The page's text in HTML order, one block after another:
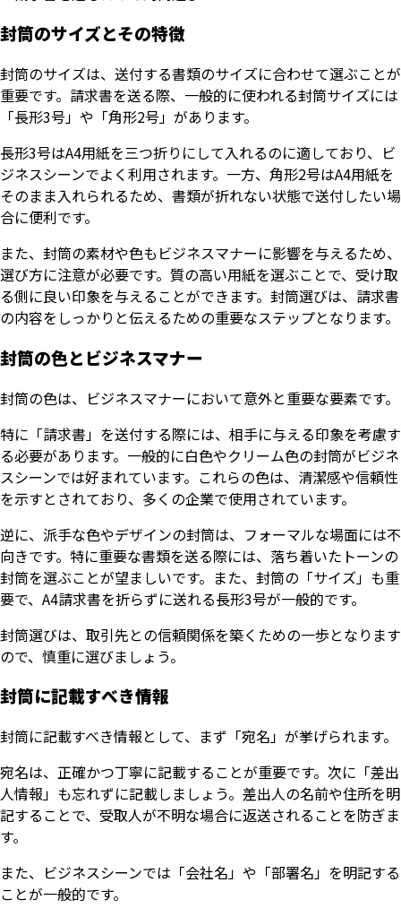
封筒のサイズとその特徴
封筒のサイズは、送付する書類のサイズに合わせて選ぶことが
重要です。請求書を送る際、一般的に使われる封筒サイズには
「長形3号」や「角形2号」があります。
長形3号はA4用紙を三つ折りにして入れるのに適しており、ビ
ジネスシーンでよく利用されます。一方、角形2号はA4用紙を
そのまま入れられるため、書類が折れない状態で送付したい場
合に便利です。
また、封筒の素材や色もビジネスマナーに影響を与えるため、
選び方に注意が必要です。質の高い用紙を選ぶことで、受け取
る側に良い印象を与えることができます。封筒選びは、請求書
の内容をしっかりと伝えるための重要なステップとなります。
封筒の色とビジネスマナー
封筒の色は、ビジネスマナーにおいて意外と重要な要素です。
特に「請求書」を送付する際には、相手に与える印象を考慮す
る必要があります。一般的に白色やクリーム色の封筒がビジネ
スシーンでは好まれています。これらの色は、清潔感や信頼性
を示すとされており、多くの企業で使用されています。
逆に、派手な色やデザインの封筒は、フォーマルな場面には不
向きです。特に重要な書類を送る際には、落ち着いたトーンの
封筒を選ぶことが望ましいです。また、封筒の「サイズ」も重
要で、A4請求書を折らずに送れる長形3号が一般的です。
封筒選びは、取引先との信頼関係を築くための一歩となります
ので、慎重に選びましょう。
封筒に記載すべき情報
封筒に記載すべき情報として、まず「宛名」が挙げられます。
宛名は、正確かつ丁寧に記載することが重要です。次に「差出
人情報」も忘れずに記載しましょう。差出人の名前や住所を明
記することで、受取人が不明な場合に返送されることを防ぎま
す。
また、ビジネスシーンでは「会社名」や「部署名」を明記する
ことが一般的です。